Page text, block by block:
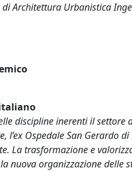
di Architettura Urbanistica
discipline inerenti il
l’ex Ospedale San Gerardo
La trasformazione e
nuova organizzazione delle